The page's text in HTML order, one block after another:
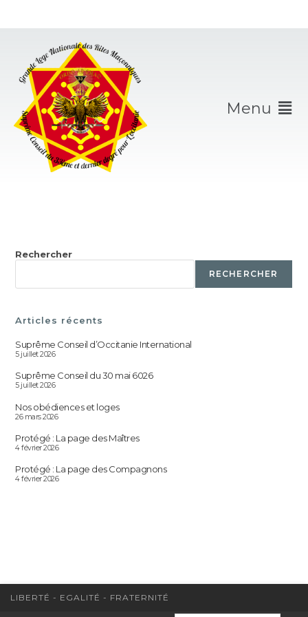
Menu
Rechercher
RECHERCHER
Articles récents
Suprême Conseil d’Occitanie International
5 juillet 2026
Suprême Conseil du 30 mai 6026
5 juillet 2026
Nos obédiences et loges
26 mars 2026
Protégé : La page des Maîtres
4 février 2026
Protégé : La page des Compagnons
4 février 2026
LIBERTÉ - EGALITÉ - FRATERNITÉ